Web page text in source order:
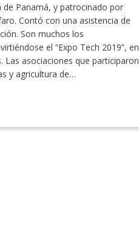
de Panamá, y patrocinado por
Contó con una asistencia de
Son muchos los
el “Expo Tech 2019”, en
asociaciones que participaron
y agricultura de…